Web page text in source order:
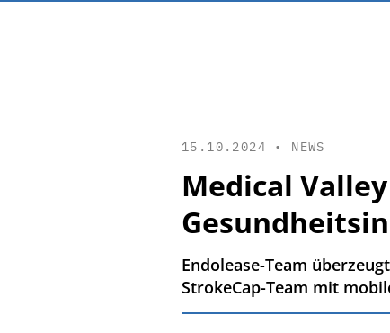
15.10.2024 • NEWS
Medical
Endolease-Team
StrokeCap-Team mit